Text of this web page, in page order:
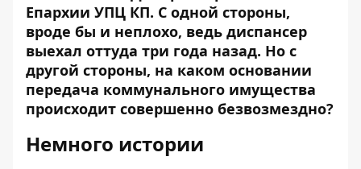
Епархии УПЦ КП. С одной стороны,
вроде бы и неплохо, ведь диспансер
выехал оттуда три года назад. Но с
другой стороны, на каком основании
передача коммунального имущества
происходит совершенно безвозмездно?
Немного истории